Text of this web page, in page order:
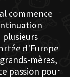
commence
d'Europe
mères,
passion pour